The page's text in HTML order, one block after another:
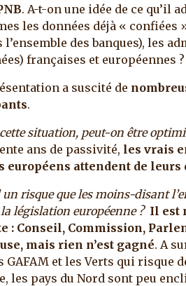
. A-t-on une idée de ce qu’il
les données déjà «
l’ensemble des banques), les
françaises et européennes ?
a suscité de
.
cette situation, peut-on être
ans de passivité, les vrais
européens attendent de
risque que les moins-disant
législation européenne ? Il est
: Conseil, Commission,
mais rien n’est gagné. A
GAFAM et les Verts qui risque
les pays du Nord sont peu